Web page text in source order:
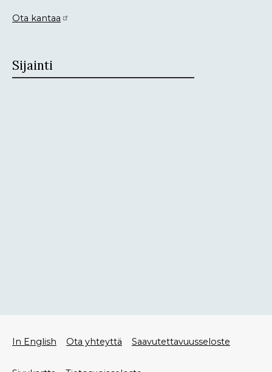
Ota kantaa
Sijainti
Alatunniste
valikko
In English Ota yhteyttä Saavutettavuusseloste